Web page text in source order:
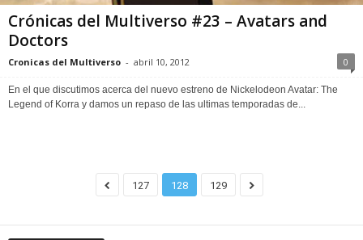
Crónicas del Multiverso #23 – Avatars and
Doctors
Cronicas del Multiverso - abril 10, 2012 0
En el que discutimos acerca del nuevo estreno de Nickelodeon Avatar: The
Legend of Korra y damos un repaso de las ultimas temporadas de...
127 128 129